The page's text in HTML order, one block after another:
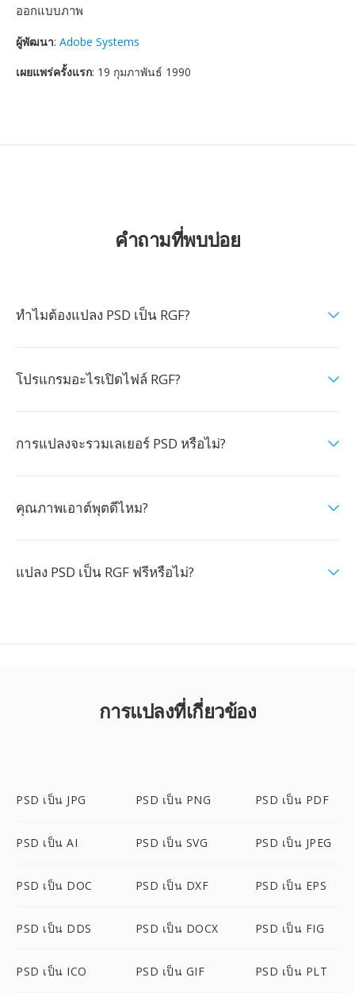
ออกแบบภาพ
ผู้พัฒนา: Adobe Systems
เผยแพร่ครั้งแรก: 19 กุมภาพันธ์ 1990
คำถามที่พบบ่อย
ทำไมต้องแปลง PSD เป็น RGF?
โปรแกรมอะไรเปิดไฟล์ RGF?
การแปลงจะรวมเลเยอร์ PSD หรือไม่?
คุณภาพเอาต์พุตดีไหม?
แปลง PSD เป็น RGF ฟรีหรือไม่?
การแปลงที่เกี่ยวข้อง
PSD เป็น JPG PSD เป็น PNG PSD เป็น PDF
PSD เป็น AI PSD เป็น SVG PSD เป็น JPEG
PSD เป็น DOC PSD เป็น DXF PSD เป็น EPS
PSD เป็น DDS PSD เป็น DOCX PSD เป็น FIG
PSD เป็น ICO PSD เป็น GIF PSD เป็น PLT